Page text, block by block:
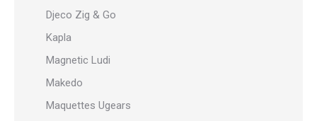
Djeco Zig & Go
Kapla
Magnetic Ludi
Makedo
Maquettes Ugears